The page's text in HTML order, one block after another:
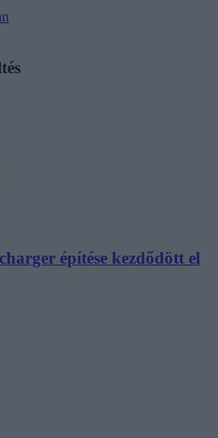
építése kezdődött el